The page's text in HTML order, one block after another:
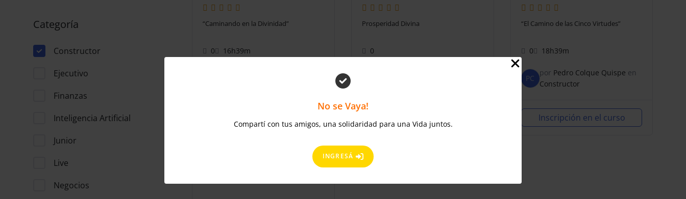
No se Vaya!
Compartí con tus amigos, una solidaridad para una Vida juntos.
INGRESÁ
Categoría
Constructor
Ejecutivo
Finanzas
Inteligencia Artificial
Junior
Live
Negocios
“Caminando en la Divinidad”
0 16h39m
Prosperidad Divina
0
“El Camino de las Cinco Virtudes”
0 18h39m
PC
por Pedro Colque Quispe en
Constructor
Inscripción en el curso